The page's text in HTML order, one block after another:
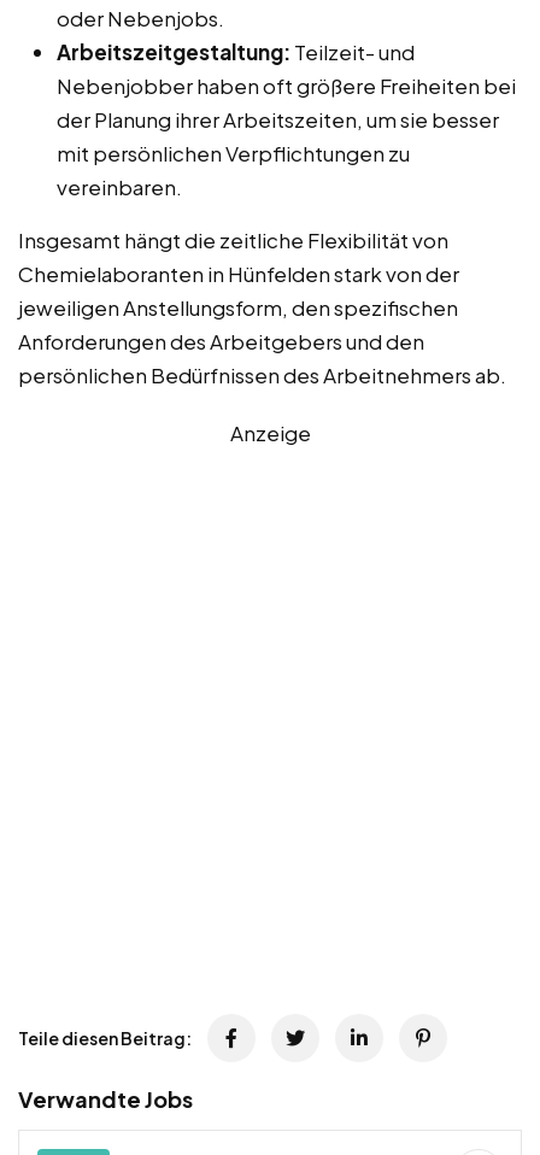
oder Nebenjobs.
Arbeitszeitgestaltung: Teilzeit- und
Nebenjobber haben oft größere Freiheiten bei
der Planung ihrer Arbeitszeiten, um sie besser
mit persönlichen Verpflichtungen zu
vereinbaren.
Insgesamt hängt die zeitliche Flexibilität von
Chemielaboranten in Hünfelden stark von der
jeweiligen Anstellungsform, den spezifischen
Anforderungen des Arbeitgebers und den
persönlichen Bedürfnissen des Arbeitnehmers ab.
Anzeige
Teile diesen Beitrag:
Verwandte Jobs